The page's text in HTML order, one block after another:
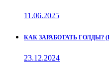
11.06.2025
КАК ЗАРАБОТАТЬ
23.12.2024